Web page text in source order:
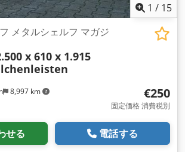
が見られる場合があります。 1 / 15
8,997 km
メタルシェルフ マガジ
x 610 x 1.915
€250
固定価格 消費税別
せる 電話する